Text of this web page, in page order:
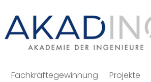
Fachkräftegewinnung Projekte